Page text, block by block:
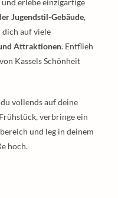
und erlebe einzigartige
Jugendstil-Gebäude,
dich auf viele
Attraktionen. Entflieh
Kassels Schönheit
vollends auf deine
verbringe ein
und leg in deinem
hoch.